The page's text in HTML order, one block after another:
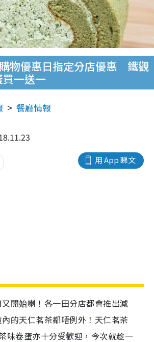
物優惠日指定分店優惠 鐵觀
一送一
餐廳情報
用 App 睇文
開始喇！各一田分店都會推出減
的天仁茗茶都唔例外！天仁茗茶
味卷蛋亦十分受歡迎，今次就趁一